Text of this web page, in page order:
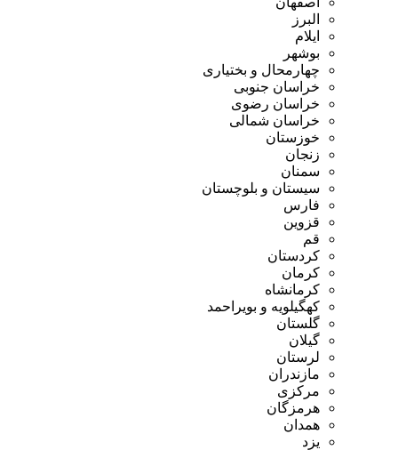
البرز
ایلام
بوشهر
چهارمحال و بختیاری
خراسان جنوبی
خراسان رضوی
خراسان شمالی
خوزستان
زنجان
سمنان
سیستان و بلوچستان
فارس
قزوین
قم
کردستان
کرمان
کرمانشاه
کهگیلویه و بویراحمد
گلستان
گیلان
لرستان
مازندران
مرکزی
هرمزگان
همدان
یزد